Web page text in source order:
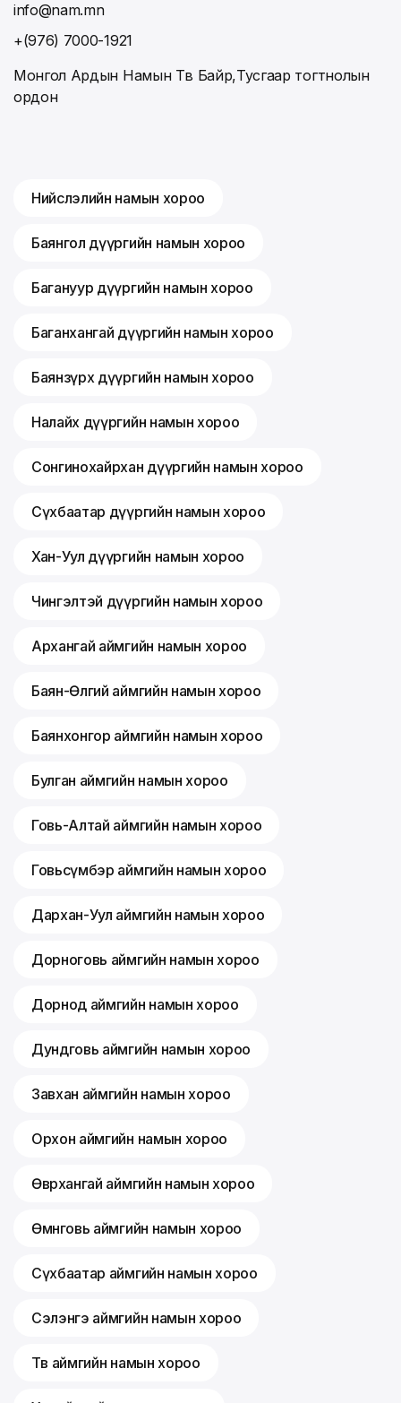
info@nam.mn
+(976) 7000-1921
Монгол Ардын Намын Төв Байр,Тусгаар тогтнолын
ордон
Нийслэлийн намын хороо
Баянгол дүүргийн намын хороо
Багануур дүүргийн намын хороо
Баганхангай дүүргийн намын хороо
Баянзүрх дүүргийн намын хороо
Налайх дүүргийн намын хороо
Сонгинохайрхан дүүргийн намын хороо
Сүхбаатар дүүргийн намын хороо
Хан-Уул дүүргийн намын хороо
Чингэлтэй дүүргийн намын хороо
Архангай аймгийн намын хороо
Баян-Өлгий аймгийн намын хороо
Баянхонгор аймгийн намын хороо
Булган аймгийн намын хороо
Говь-Алтай аймгийн намын хороо
Говьсүмбэр аймгийн намын хороо
Дархан-Уул аймгийн намын хороо
Дорноговь аймгийн намын хороо
Дорнод аймгийн намын хороо
Дундговь аймгийн намын хороо
Завхан аймгийн намын хороо
Орхон аймгийн намын хороо
Өвөрхангай аймгийн намын хороо
Өмнөговь аймгийн намын хороо
Сүхбаатар аймгийн намын хороо
Сэлэнгэ аймгийн намын хороо
Төв аймгийн намын хороо